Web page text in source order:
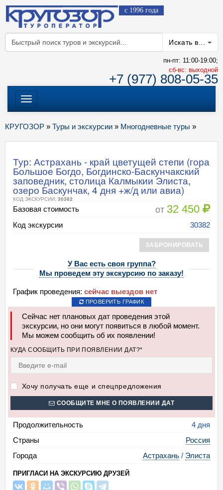
с 1996 года
Искать в...
пн-пт: 11:00-19:00;
cб-вс: выходной
+7 (977) 808-05-35
Меню
КРУГОЗОР » Туры и экскурсии » Многодневные туры »
Тур: Астрахань - край цветущей степи (гора
Большое Богдо, Богдинско-Баскунчакский
заповедник, столица Калмыкии Элиста,
озеро Баскунчак, 4 дня +ж/д или авиа)
КОД ЭКСКУРСИИ: 30382
Базовая стоимость от 32 450
Код экскурсии 30382
ЗАБРОНИРОВАТЬ
У Вас есть своя группа?
Мы проведем эту экскурсию по заказу!
График проведения: сейчас выездов нет
ПРОВЕРИТЬ ГРАФИК
Сейчас нет плановых дат проведения этой
экскурсии, но они могут появиться в любой момент.
Мы можем сообщить об их появлении!
КУДА СООБЩИТЬ ПРИ ПОЯВЛЕНИИ ДАТ?*
Хочу получать еще и спецпредложения
СООБЩИТЕ МНЕ О ПОЯВЛЕНИИ ДАТ
Продолжительность
4 дня
Страны
Россия
Города
Астрахань / Элиста
ПРИГЛАСИ НА ЭКСКУРСИЮ ДРУЗЕЙ